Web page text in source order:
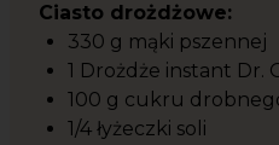
Ciasto drożdżowe:
330 g mąki pszennej
1 Drożdże instant Dr.
100 g cukru
1/4 łyżeczki soli